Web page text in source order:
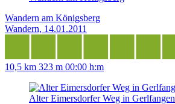
Wandern am Königsberg
Wandern, 14.01.2011
10,5 km 323 m 00:00 h:m
Alter Eimersdorfer Weg in Gerlfangen